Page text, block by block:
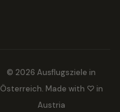
© 2026 Ausflugsziele in
Österreich. Made with ♡ in
Austria